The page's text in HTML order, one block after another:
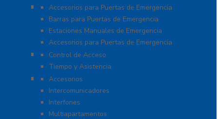
Sistemas de Emergencia
Accesorios para Puertas de Emergencia
Barras para Puertas de Emergencia
Estaciones Manuales de Emergencia
Accesorios para Puertas de Emergencia
Software De Asistencia
Control de Acceso
Tiempo y Asistencia
Videoporteros e Interfonos
Accesorios
Intercomunicadores
Interfones
Multiapartamentos